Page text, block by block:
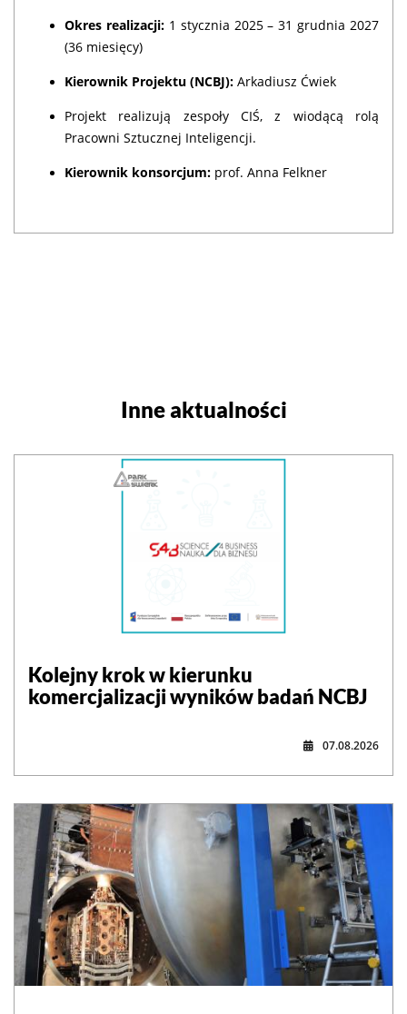
Okres realizacji:1 stycznia 2025 – 31 grudnia 2027
(36 miesięcy)
Kierownik Projektu (NCBJ): Arkadiusz Ćwiek
Projekt realizują zespoły CIŚ, z wiodącą rolą
Pracowni Sztucznej Inteligencji.
Kierownik konsorcjum: prof. Anna Felkner
Inne aktualności
Kolejny krok w kierunku
komercjalizacji wyników badań NCBJ
07.08.2026